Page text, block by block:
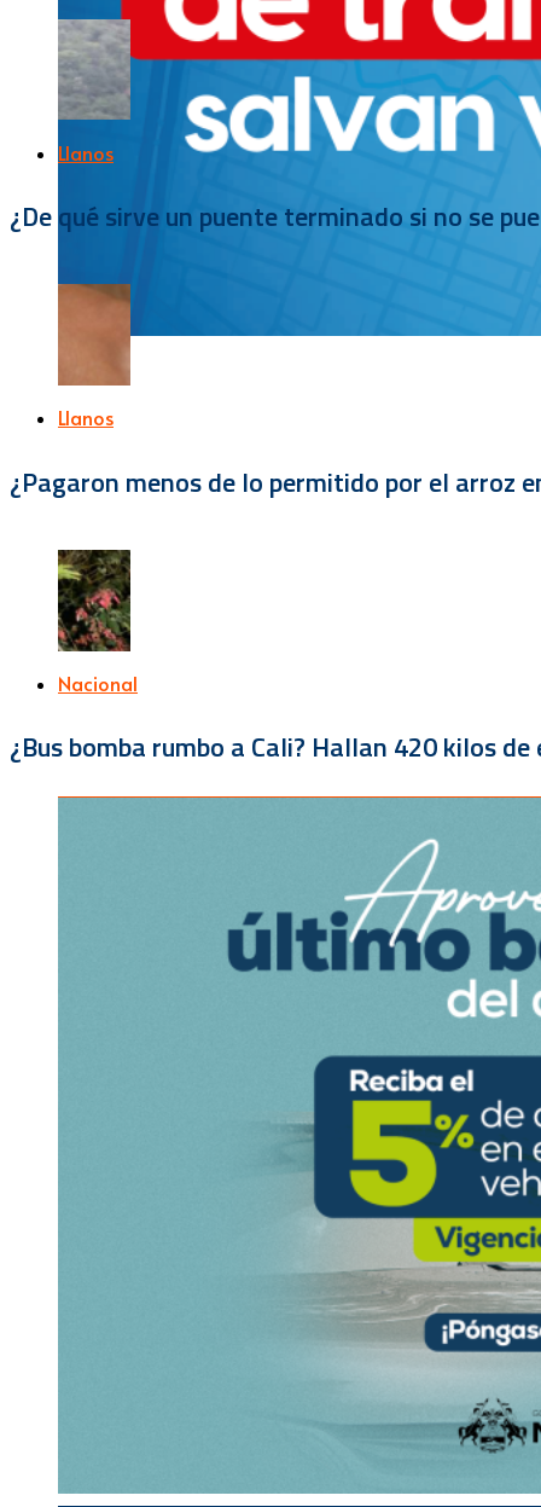
Llanos
¿De qué sirve un puente terminado si no se
Llanos
¿Pagaron menos de lo permitido por el arroz
Nacional
¿Bus bomba rumbo a Cali? Hallan 420 kilos